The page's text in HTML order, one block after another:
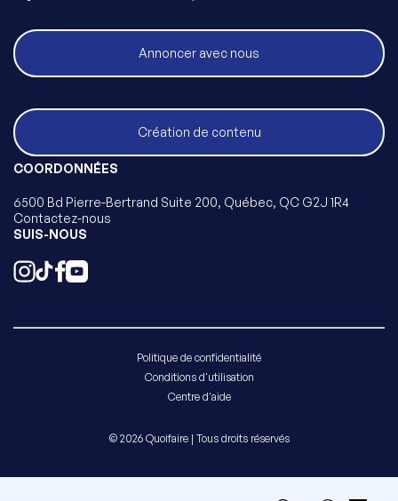
Annoncer avec nous
Création de contenu
COORDONNÉES
6500 Bd Pierre-Bertrand Suite 200, Québec, QC G2J 1R4
Contactez-nous
SUIS-NOUS
Politique de confidentialité
Conditions d'utilisation
Centre d'aide
© 2026 Quoifaire | Tous droits réservés